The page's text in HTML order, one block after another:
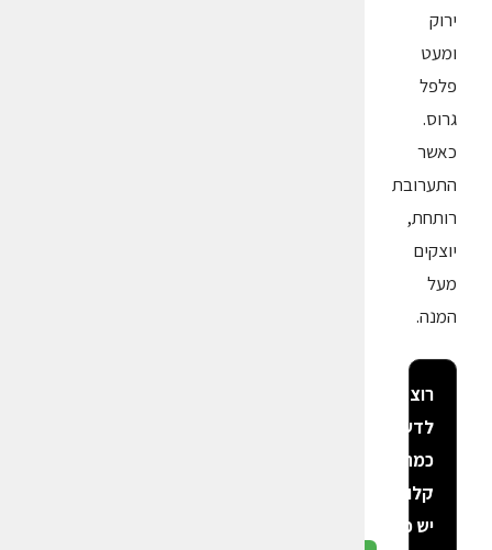
ירוק
ומעט
פלפל
גרוס.
כאשר
התערובת
רותחת,
יוצקים
מעל
המנה.
רוצה
לדעת
כמה
קלוריות
יש פה?